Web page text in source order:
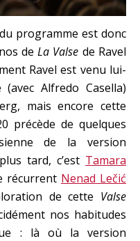
programme est donc
deLa Valse de Ravel
Ravel est venu lui-
Alfredo Casella)
mais encore cette
précède de quelques
de la version
tard, c’est Tamara
récurrent Nenad Lečić
de cette Valse
nos habitudes
: là où la version